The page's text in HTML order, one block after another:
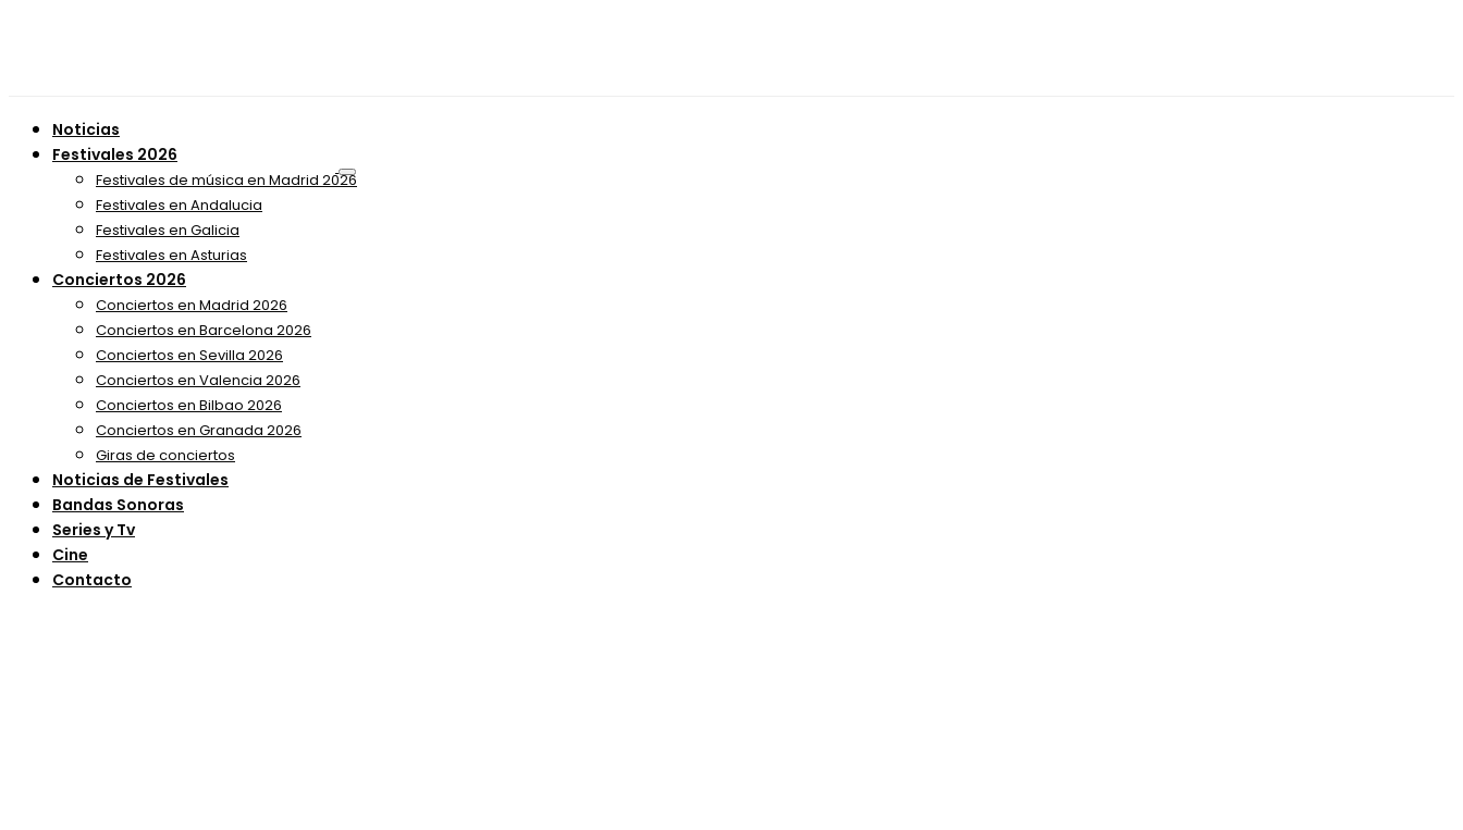
Noticias
Festivales 2026
Festivales de música en Madrid 2026
Festivales en Andalucia
Festivales en Galicia
Festivales en Asturias
Conciertos 2026
Conciertos en Madrid 2026
Conciertos en Barcelona 2026
Conciertos en Sevilla 2026
Conciertos en Valencia 2026
Conciertos en Bilbao 2026
Conciertos en Granada 2026
Giras de conciertos
Noticias de Festivales
Bandas Sonoras
Series y Tv
Cine
Contacto